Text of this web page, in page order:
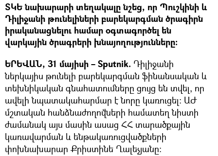
ՏԿԵ նախարարի տեղակալը նշեց, որ Պուշկինի և
Դիլիջանի թունելիների բարեկարգման ծրագիրն
իրականացնելու համար օգտագործել են
վարկային ծրագրերի խնայողությունները։
ԵՐԵՎԱՆ, 31 մայիսի – Sputnik. Դիլիջանի
ներկայիս թունելի բարեկարգման ֆինանսական և
տեխնիկական գնահատումները ցույց են տվել, որ
ավելի նպատակահարմար է նորը կառուցել։ ԱԺ
մշտական հանձնաժողովների համատեղ նիստի
ժամանակ այս մասին ասաց ՀՀ տարածքային
կառավարման և ենթակառուցվածքների
փոխնախարար Քրիստինե Ղալեչյանը։